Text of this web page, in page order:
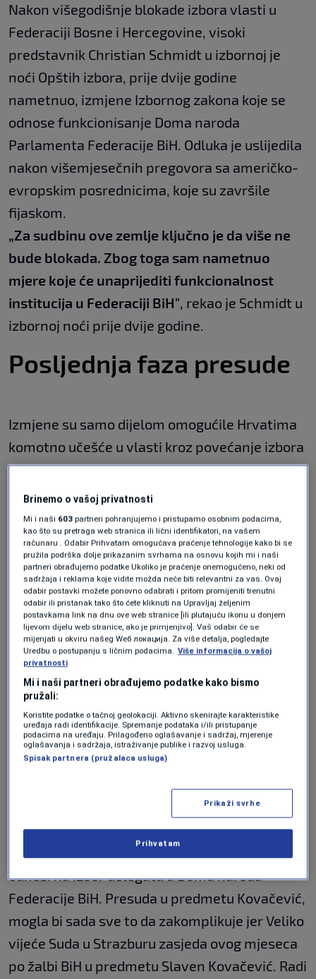
Nakon višegodišnje blokade izbora vlasti u
Federaciji Bosne i Hercegovine, visoki
predstavnik Christian Schmidt u izbornoj je
noći Opštih izbora, prije dvije godine
nametnuo, izmjene Izbornog zakona koje se
odnose funkcionisanje Doma naroda
Parlamenta Federacije BiH. Odluka je uslijedila
nakon višemjesečnih pregovora sa američko-
evropskim posrednicima, koje su završile
fijaskom.
„Za sudbinu ove zemlje ključno je da više ne
bude blokada. Zbog toga sam nametnuo
mjere koje će unaprijediti funkcionalnost
institucija u Federaciji BiH", rekao je Schmidt u
izbornoj noći prije dvije godine.
Posljednja faza presude
Izmjene su samo dijelom omogućile Hrvatima
komotno učešće u vlasti kroz povećanje izbora
delegata u Dom naroda po nacionalnom ključu,
pa je za potpunu implementaciju bila potrebna
još jedna „intervencija" pola godine kasnije,
ovog puta na Ustav Federacije. Tom izmjenom
više nisu bila potrebni potpisi oba
potpredsjednika Federacije za potvrđivanje
nove vlade pa je predsjednici ovog entiteta
Lidiji Bradari (HDZ) bio otvoren put za
potvrđivanje nove izvršne vlasti samo sa
potpisom srpskog potpredsjednika.
Intervencija Schmidta uslijedila je nakon što je
potpredsjednik iz reda bošnjačkog naroda Refik
Lendo (SDA), uslovljavao davanje potpisa
ulaskom SDA u vlast.
Izmjene Izbornog zakona BiH koje su
nametnute u izbornoj noći 2022. dijelom
ispunjavaju presudu u predmetu Ljubić, koja se
odnosi na izbor delegata u Domu naroda
Federacije BiH. Presuda u predmetu Kovačević,
mogla bi sada sve to da zakomplikuje jer Veliko
vijeće Suda u Strazburu zasjeda ovog mjeseca
po žalbi BiH u predmetu Slaven Kovačević. Radi
Brinemo o vašoj privatnosti
Mi i naši 603 partneri pohranjujemo i pristupamo osobnim podacima,
kao što su pretraga web stranica ili lični identifikatori, na vašem
računaru . Odabir Prihvatam omogućava praćenje tehnologije kako bi se
pružila podrška dolje prikazanim svrhama na osnovu kojih mi i naši
partneri obrađujemo podatke Ukoliko je praćenje onemogućeno, neki od
sadržaja i reklama koje vidite možda neće biti relevantni za vas. Ovaj
odabir postavki možete ponovno odabrati i pritom promijeniti trenutni
odabir ili pristanak tako što ćete kliknuti na Upravljaj željenim
postavkama link na dnu ove web stranice [ili plutajuću ikonu u donjem
lijevom dijelu web stranice, ako je primjenjivo]. Vaš odabir će se
mijenjati u okviru našeg Wеб локација. Za više detalja, pogledajte
Uredbu o postupanju s ličnim podacima. Više informacija o vašoj
privatnosti
Mi i naši partneri obrađujemo podatke kako bismo
pružali:
Koristite podatke o tačnoj geolokaciji. Aktivno skenirajte karakteristike
uređaja radi identifikacije. Spremanje podataka i/ili pristupanje
podacima na uređaju. Prilagođeno oglašavanje i sadržaj, mjerenje
oglašavanja i sadržaja, istraživanje publike i razvoj usluga.
Spisak partnera (pružalaca usluga)
Prikaži svrhe
Prihvatam